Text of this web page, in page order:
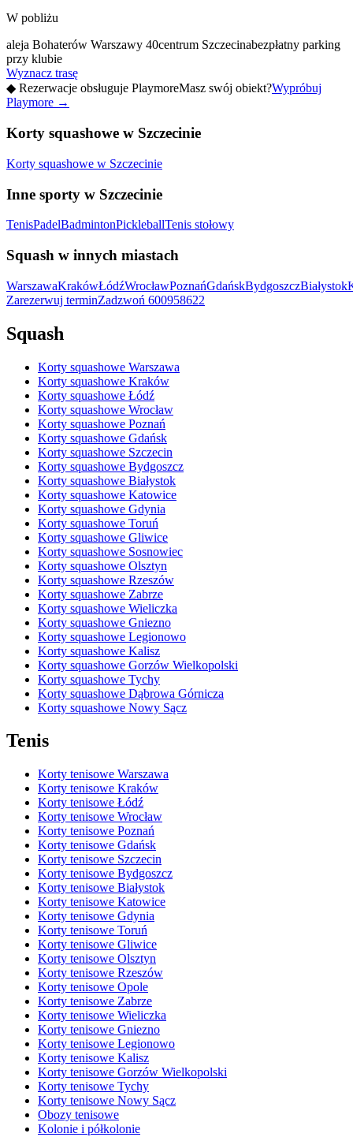
W pobliżu
aleja Bohaterów Warszawy 40centrum Szczecinabezpłatny parking
przy klubie
Wyznacz trasę
◆ Rezerwacje obsługuje PlaymoreMasz swój obiekt?Wypróbuj
Playmore →
Korty squashowe w Szczecinie
Korty squashowe w Szczecinie
Inne sporty w Szczecinie
TenisPadelBadmintonPickleballTenis stołowy
Squash w innych miastach
WarszawaKrakówŁódźWrocławPoznańGdańskBydgoszczBiałystok
Zarezerwuj terminZadzwoń 600958622
Squash
Korty squashowe Warszawa
Korty squashowe Kraków
Korty squashowe Łódź
Korty squashowe Wrocław
Korty squashowe Poznań
Korty squashowe Gdańsk
Korty squashowe Szczecin
Korty squashowe Bydgoszcz
Korty squashowe Białystok
Korty squashowe Katowice
Korty squashowe Gdynia
Korty squashowe Toruń
Korty squashowe Gliwice
Korty squashowe Sosnowiec
Korty squashowe Olsztyn
Korty squashowe Rzeszów
Korty squashowe Zabrze
Korty squashowe Wieliczka
Korty squashowe Gniezno
Korty squashowe Legionowo
Korty squashowe Kalisz
Korty squashowe Gorzów Wielkopolski
Korty squashowe Tychy
Korty squashowe Dąbrowa Górnicza
Korty squashowe Nowy Sącz
Tenis
Korty tenisowe Warszawa
Korty tenisowe Kraków
Korty tenisowe Łódź
Korty tenisowe Wrocław
Korty tenisowe Poznań
Korty tenisowe Gdańsk
Korty tenisowe Szczecin
Korty tenisowe Bydgoszcz
Korty tenisowe Białystok
Korty tenisowe Katowice
Korty tenisowe Gdynia
Korty tenisowe Toruń
Korty tenisowe Gliwice
Korty tenisowe Olsztyn
Korty tenisowe Rzeszów
Korty tenisowe Opole
Korty tenisowe Zabrze
Korty tenisowe Wieliczka
Korty tenisowe Gniezno
Korty tenisowe Legionowo
Korty tenisowe Kalisz
Korty tenisowe Gorzów Wielkopolski
Korty tenisowe Tychy
Korty tenisowe Nowy Sącz
Obozy tenisowe
Kolonie i półkolonie